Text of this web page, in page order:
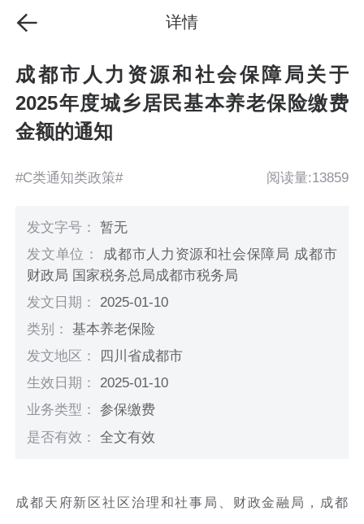
详情
成都市人力资源和社会保障局关于
2025年度城乡居民基本养老保险缴费
金额的通知
#C类通知类政策# 阅读量:13859
发文字号：暂无
发文单位： 成都市人力资源和社会保障局 成都市
财政局 国家税务总局成都市税务局
发文日期： 2025-01-10
类别：基本养老保险
发文地区：
四川省成都市
生效日期： 2025-01-10
业务类型：参保缴费
是否有效：全文有效
成都天府新区社区治理和社事局、财政金融局，成都